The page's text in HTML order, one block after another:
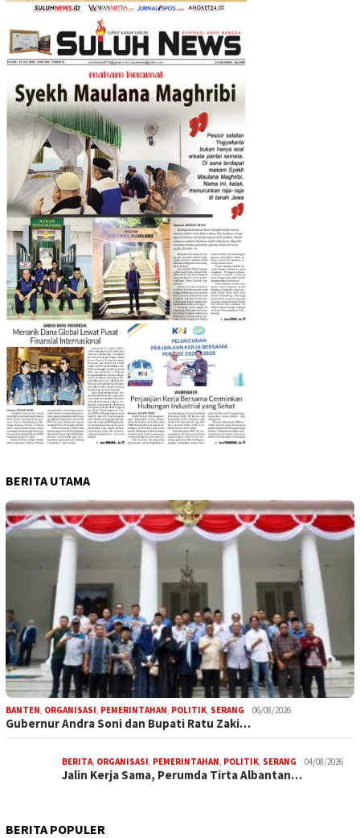
BERITA UTAMA
BANTEN ORGANISASI PEMERINTAHAN POLITIK SERANG 06/08/2026
Gubernur Andra Soni dan Bupati Ratu Zaki…
BERITA ORGANISASI PEMERINTAHAN POLITIK SERANG 04/08/2026
Jalin Kerja Sama, Perumda Tirta Albantan…
BERITA POPULER